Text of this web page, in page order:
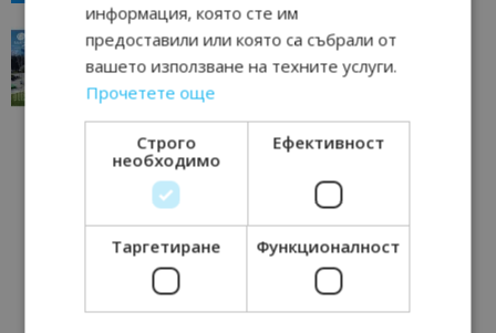
“Пощенска картичка от…”: Перник – град на
17/06/2026 09:01
информация, която сте им
предоставили или която са събрали от
вашето използване на техните услуги.
Прочетете още
Строго
необходимо
Ефективност
Таргетиране Функционалност